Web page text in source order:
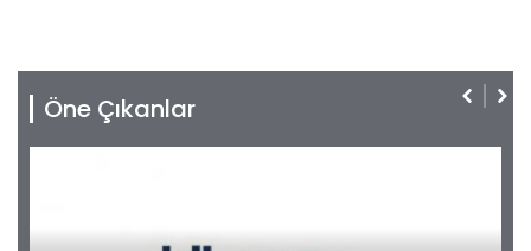
Öne Çıkanlar